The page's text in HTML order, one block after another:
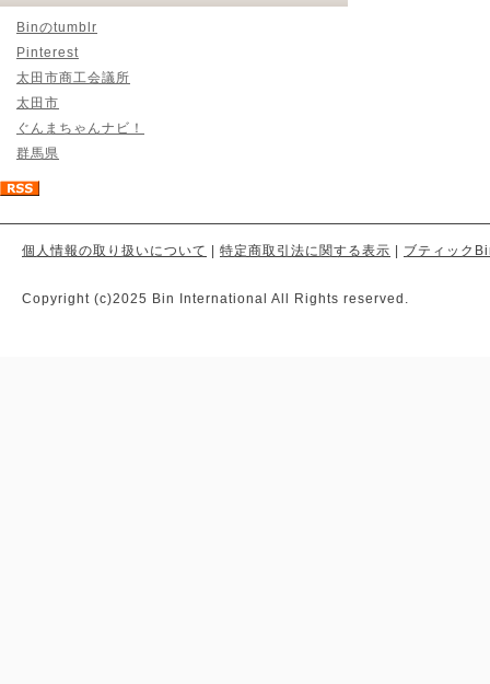
Binのtumblr
Pinterest
太田市商工会議所
太田市
ぐんまちゃんナビ！
群馬県
個人情報の取り扱いについて 特定商取引法に関する表示 ブティック
Copyright (c)2025 Bin International All Rights reserved.